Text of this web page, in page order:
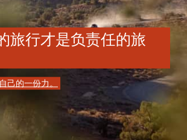
旅行才是负责任的旅
己的一份力。